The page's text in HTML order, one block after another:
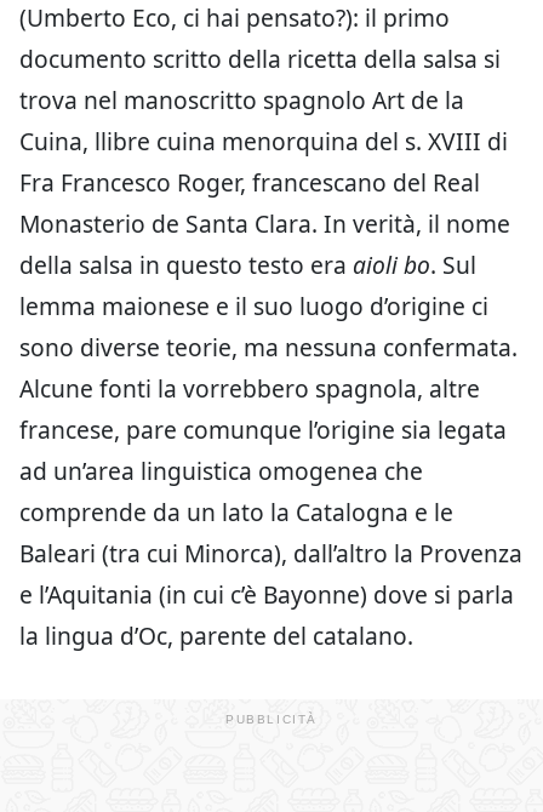
(Umberto Eco, ci hai pensato?): il primo
documento scritto della ricetta della salsa si
trova nel manoscritto spagnolo Art de la
Cuina, llibre cuina menorquina del s. XVIII di
Fra Francesco Roger, francescano del Real
Monasterio de Santa Clara. In verità, il nome
della salsa in questo testo era aioli bo. Sul
lemma maionese e il suo luogo d’origine ci
sono diverse teorie, ma nessuna confermata.
Alcune fonti la vorrebbero spagnola, altre
francese, pare comunque l’origine sia legata
ad un’area linguistica omogenea che
comprende da un lato la Catalogna e le
Baleari (tra cui Minorca), dall’altro la Provenza
e l’Aquitania (in cui c’è Bayonne) dove si parla
la lingua d’Oc, parente del catalano.